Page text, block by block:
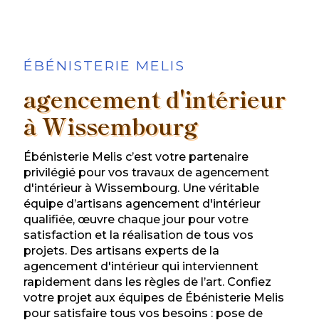
ÉBÉNISTERIE MELIS
agencement d'intérieur
à Wissembourg
Ébénisterie Melis c’est votre partenaire
privilégié pour vos travaux de agencement
d'intérieur à Wissembourg. Une véritable
équipe d’artisans agencement d'intérieur
qualifiée, œuvre chaque jour pour votre
satisfaction et la réalisation de tous vos
projets. Des artisans experts de la
agencement d'intérieur qui interviennent
rapidement dans les règles de l’art. Confiez
votre projet aux équipes de Ébénisterie Melis
pour satisfaire tous vos besoins : pose de